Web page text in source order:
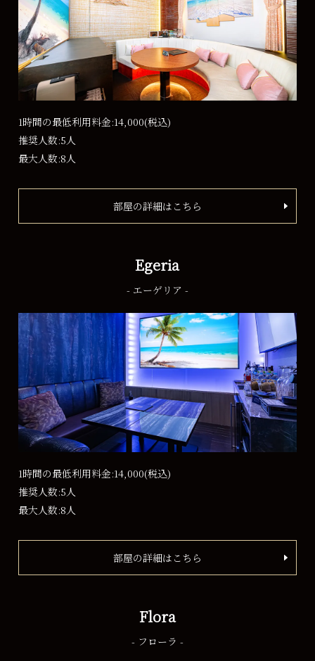
1時間の最低利用料金:14,000(税込)
推奨人数:5人
最大人数:8人
部屋の詳細はこちら
Egeria
- エーゲリア -
1時間の最低利用料金:14,000(税込)
推奨人数:5人
最大人数:8人
部屋の詳細はこちら
Flora
- フローラ -